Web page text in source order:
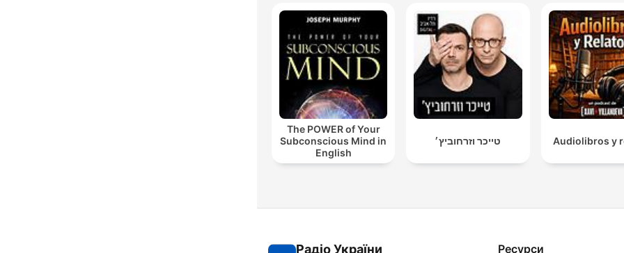
The POWER of Your
Subconscious Mind in
English
טייכר וזרחוביץ׳ Audiolibros y
Радіо України Ресурси